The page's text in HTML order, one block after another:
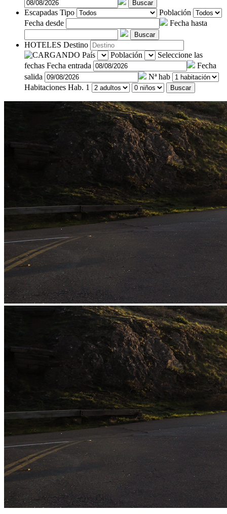
Buscar
Escapadas Tipo
Población
Fecha desde
Fecha hasta
Buscar
HOTELES Destino
País
Población
Seleccione las
fechas Fecha entrada
Fecha
salida
Nª hab
Habitaciones Hab. 1 Buscar